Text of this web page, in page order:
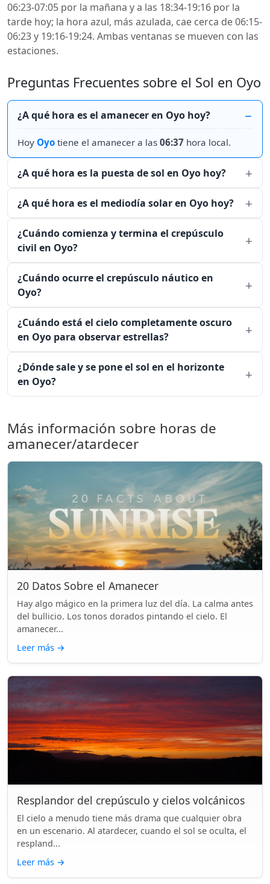
06:23-07:05 por la mañana y a las 18:34-19:16 por la
tarde hoy; la hora azul, más azulada, cae cerca de 06:15-
06:23 y 19:16-19:24. Ambas ventanas se mueven con las
estaciones.
Preguntas Frecuentes sobre el Sol en Oyo
¿A qué hora es el amanecer en Oyo hoy?
Hoy Oyo tiene el amanecer a las 06:37 hora local.
¿A qué hora es la puesta de sol en Oyo hoy?
¿A qué hora es el mediodía solar en Oyo hoy?
¿Cuándo comienza y termina el crepúsculo
civil en Oyo?
¿Cuándo ocurre el crepúsculo náutico en
Oyo?
¿Cuándo está el cielo completamente oscuro
en Oyo para observar estrellas?
¿Dónde sale y se pone el sol en el horizonte
en Oyo?
Más información sobre horas de
amanecer/atardecer
20 Datos Sobre el Amanecer
Hay algo mágico en la primera luz del día. La calma antes
del bullicio. Los tonos dorados pintando el cielo. El
amanecer...
Leer más →
Resplandor del crepúsculo y cielos volcánicos
El cielo a menudo tiene más drama que cualquier obra
en un escenario. Al atardecer, cuando el sol se oculta, el
respland...
Leer más →